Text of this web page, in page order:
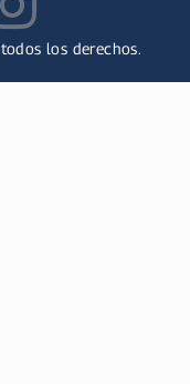
todos los derechos.